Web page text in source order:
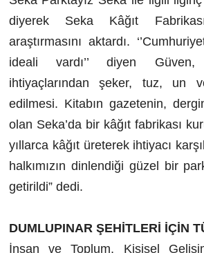
diyerek Seka Kâğıt
araştırmasını aktardı.
ideali vardı’’ diyen Güven,
ihtiyaçlarından şeker, tuz, un
edilmesi. Kitabın gazetenin,
olan Seka’da bir kâğıt fabrikası
yıllarca kâğıt üreterek ihtiyacı
halkımızın dinlendiği güzel bir
getirildi” dedi.
DUMLUPINAR ŞEHİTLERİ İÇİN
İnsan ve Toplum, Kişisel